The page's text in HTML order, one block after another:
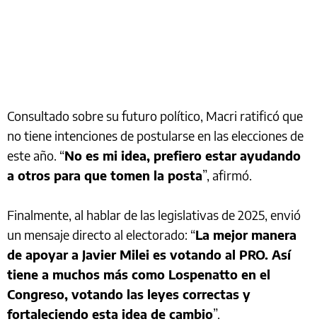
Consultado sobre su futuro político, Macri ratificó que
no tiene intenciones de postularse en las elecciones de
este año. “No es mi idea, prefiero estar ayudando
a otros para que tomen la posta”, afirmó.
Finalmente, al hablar de las legislativas de 2025, envió
un mensaje directo al electorado: “La mejor manera
de apoyar a Javier Milei es votando al PRO. Así
tiene a muchos más como Lospenatto en el
Congreso, votando las leyes correctas y
fortaleciendo esta idea de cambio”.